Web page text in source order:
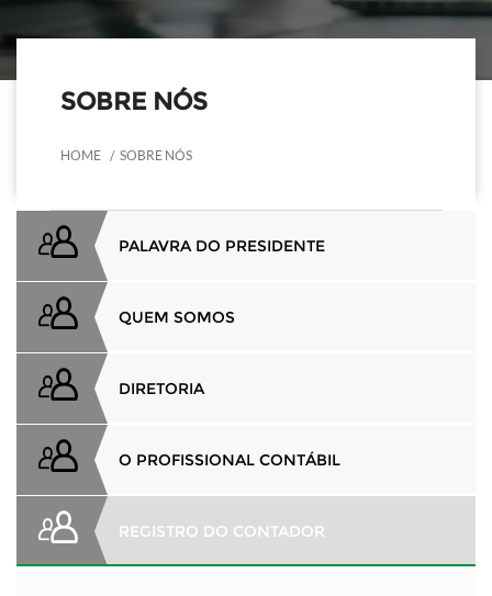
SOBRE NÓS
HOME SOBRE NÓS
PALAVRA DO PRESIDENTE
QUEM SOMOS
DIRETORIA
O PROFISSIONAL CONTÁBIL
REGISTRO DO CONTADOR